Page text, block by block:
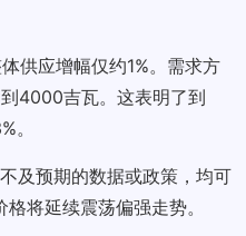
供应增幅仅约1%。需求方
4000吉瓦。这表明了到
。
及预期的数据或政策，均可
将延续震荡偏强走势。